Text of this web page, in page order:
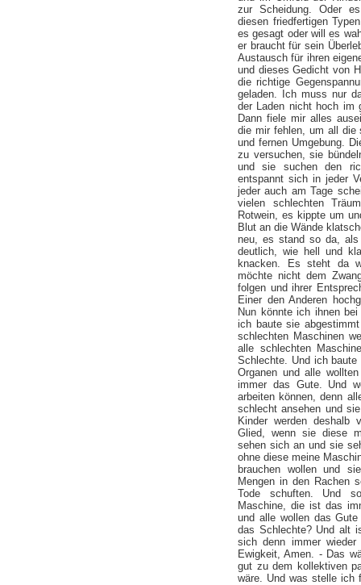
zur Scheidung. Oder
diesen friedfertigen
es gesagt oder will es
er braucht für sein
Austausch für ihren
und dieses Gedicht von
die richtige
geladen. Ich muss nur
der Laden nicht hoch im
Dann fiele mir alles
die mir fehlen, um all die
und fernen Umgebung.
zu versuchen, sie
und sie suchen den
entspannt sich in jeder
jeder auch am Tage
vielen schlechten
Rotwein, es kippte um
Blut an die Wände
neu, es stand so da,
deutlich, wie hell und
knacken. Es steht da
möchte nicht dem
folgen und ihrer
Einer den Anderen
Nun könnte ich ihnen
ich baute sie
schlechten Maschinen
alle schlechten
Schlechte. Und ich
Organen und alle
immer das Gute. Und
arbeiten können, denn
schlecht ansehen und
Kinder werden
Glied, wenn sie diese
sehen sich an und sie
ohne diese meine
brauchen wollen und
Mengen in den Rachen
Tode schuften. Und
Maschine, die ist das
und alle wollen das
das Schlechte? Und alt
sich denn immer
Ewigkeit, Amen. - Das
gut zu dem kollektiven
wäre. Und was stelle ich